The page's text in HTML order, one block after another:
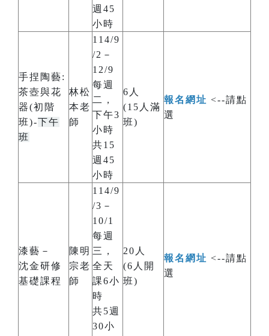
週45
小時
手捏陶藝:
茶壺與花
器(初階
班)-下午
班
林松
本老
師
114/9
/2－
12/9
每週
二，
下午3
小時
共15
週45
小時
6人
(15人滿
班)
報名網址 <--請點
選
漆藝－
沈金研修
基礎課程
陳明
宗老
師
114/9
/3－
10/1
每週
三，
全天
課6小
時
共5週
30小
20人
(6人開
班)
報名網址 <--請點
選